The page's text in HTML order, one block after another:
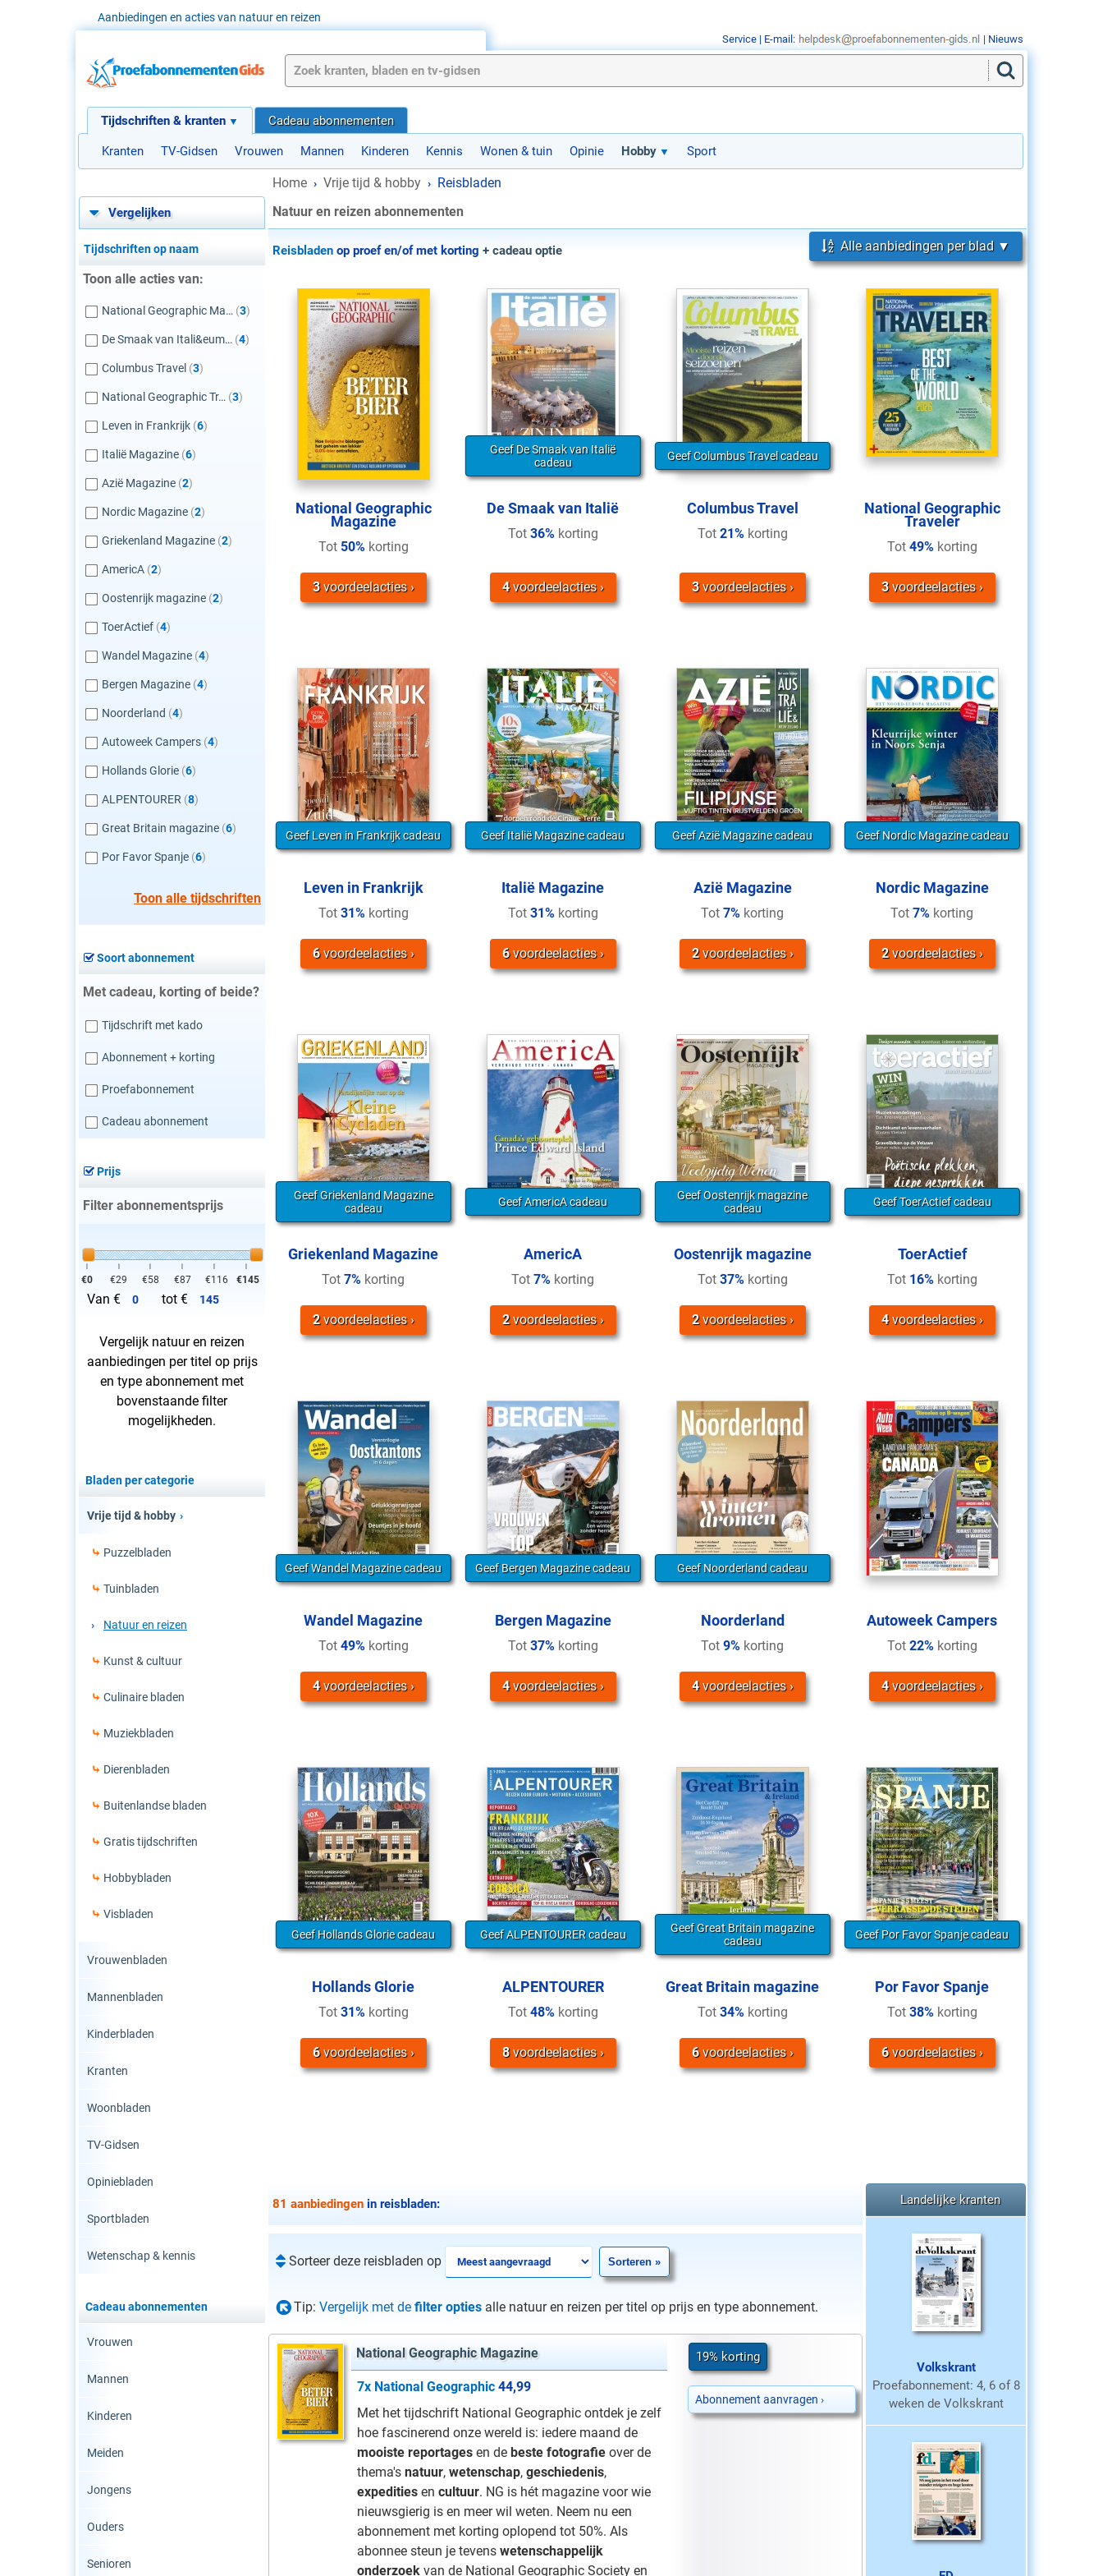
Aanbiedingen en acties van natuur en reizen
Tijdschriften & kranten
Kranten TV-Gidsen Vrouwen Mannen Kinderen Kennis Wonen & tuin Opinie Hobby Sport
Cadeau abonnementen
Home › Vrije tijd & hobby › Reisbladen
Vergelijken
Tijdschriften op naam
Toon alle acties van:
National Geographic Ma… (3)
De Smaak van Itali&eum… (4)
Columbus Travel (3)
National Geographic Tr… (3)
Leven in Frankrijk (6)
Italië Magazine (6)
Azië Magazine (2)
Nordic Magazine (2)
Griekenland Magazine (2)
AmericA (2)
Oostenrijk magazine (2)
ToerActief (4)
Wandel Magazine (4)
Bergen Magazine (4)
Noorderland (4)
Autoweek Campers (4)
Hollands Glorie (6)
ALPENTOURER (8)
Great Britain magazine (6)
Por Favor Spanje (6)
Toon alle tijdschriften
Soort abonnement
Met cadeau, korting of beide?
Tijdschrift met kado
Abonnement + korting
Proefabonnement
Cadeau abonnement
Prijs
Filter abonnementsprijs
|
€0
|
€29
|
€58
|
€87
|
€116
|
€145
Van € tot €
Vergelijk natuur en reizen
aanbiedingen per titel op prijs
en type abonnement met
bovenstaande filter
mogelijkheden.
Bladen per categorie
Vrije tijd & hobby
Puzzelbladen
Tuinbladen
Natuur en reizen
Kunst & cultuur
Culinaire bladen
Muziekbladen
Dierenbladen
Buitenlandse bladen
Gratis tijdschriften
Hobbybladen
Visbladen
Vrouwenbladen
Mannenbladen
Kinderbladen
Kranten
Woonbladen
TV-Gidsen
Opiniebladen
Sportbladen
Wetenschap & kennis
Cadeau abonnementen
Vrouwen
Mannen
Kinderen
Meiden
Jongens
Ouders
Senioren
Natuur en reizen abonnementen
Alle aanbiedingen per blad
Reisbladen op proef en/of met korting + cadeau optie
National Geographic
Magazine
Tot 50%korting
3voordeelacties
Geef De Smaak van Italië
cadeau
De Smaak van Italië
Tot 36%korting
4voordeelacties
Geef Columbus Travel cadeau
Columbus Travel
Tot 21%korting
3voordeelacties
National Geographic
Traveler
Tot 49%korting
3voordeelacties
Geef Leven in Frankrijk cadeau
Leven in Frankrijk
Tot 31%korting
6voordeelacties
Geef Italië Magazine cadeau
Italië Magazine
Tot 31%korting
6voordeelacties
Geef Azië Magazine cadeau
Azië Magazine
Tot 7% korting
2voordeelacties
Geef Nordic Magazine cadeau
Nordic Magazine
Tot 7% korting
2voordeelacties
Geef Griekenland Magazine
cadeau
Griekenland Magazine
Tot 7% korting
2voordeelacties
Geef AmericA cadeau
AmericA
Tot 7% korting
2voordeelacties
Geef Oostenrijk magazine
cadeau
Oostenrijk magazine
Tot 37%korting
2voordeelacties
Geef ToerActief cadeau
ToerActief
Tot 16%korting
4voordeelacties
Geef Wandel Magazine cadeau
Wandel Magazine
Tot 49%korting
4voordeelacties
Geef Bergen Magazine cadeau
Bergen Magazine
Tot 37%korting
4voordeelacties
Geef Noorderland cadeau
Noorderland
Tot 9% korting
4voordeelacties
Autoweek Campers
Tot 22%korting
4voordeelacties
Geef Hollands Glorie cadeau
Hollands Glorie
Tot 31%korting
6voordeelacties
Geef ALPENTOURER cadeau
ALPENTOURER
Tot 48%korting
8voordeelacties
Geef Great Britain magazine
cadeau
Great Britain magazine
Tot 34%korting
6voordeelacties
Geef Por Favor Spanje cadeau
Por Favor Spanje
Tot 38%korting
6voordeelacties
81 aanbiedingen in reisbladen:
Sorteer deze reisbladen op
Tip: Vergelijk met de filter opties alle natuur en reizen per titel op prijs en type abonnement.
National Geographic Magazine
7x National Geographic 44,99
Met het tijdschrift National Geographic ontdek je zelf
hoe fascinerend onze wereld is: iedere maand de
mooiste reportages en de beste fotografie over de
thema's natuur, wetenschap, geschiedenis,
expedities en cultuur. NG is hét magazine voor wie
nieuwsgierig is en meer wil weten. Neem nu een
abonnement met korting oplopend tot 50%. Als
abonnee steun je tevens wetenschappelijk
onderzoek van de National Geographic Society en
19% korting
Abonnement aanvragen ›
Landelijke kranten
Volkskrant
Proefabonnement: 4, 6 of 8
weken de Volkskrant
Service | E-mail: | Nieuws